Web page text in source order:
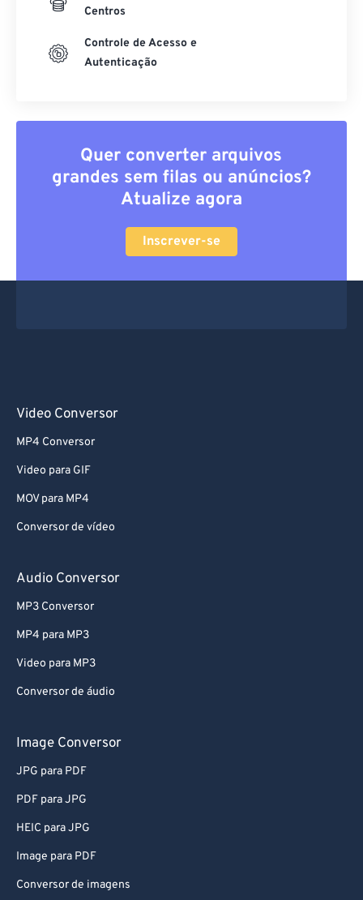
Centros
Controle de Acesso e
Autenticação
Quer converter arquivos
grandes sem filas ou anúncios?
Atualize agora
Inscrever-se
Video Conversor
MP4 Conversor
Video para GIF
MOV para MP4
Conversor de vídeo
Audio Conversor
MP3 Conversor
MP4 para MP3
Video para MP3
Conversor de áudio
Image Conversor
JPG para PDF
PDF para JPG
HEIC para JPG
Image para PDF
Conversor de imagens